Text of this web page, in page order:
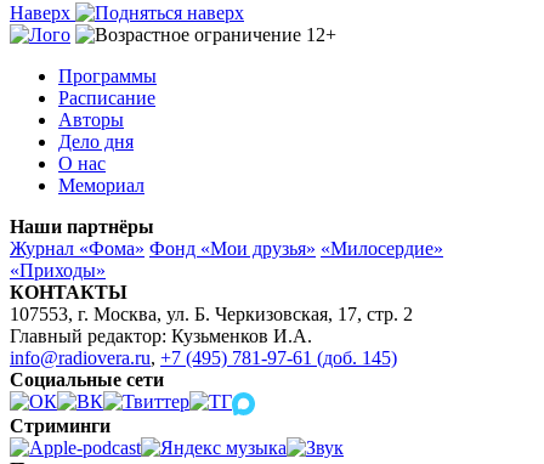
Наверх
Программы
Расписание
Авторы
Дело дня
О нас
Мемориал
Наши партнёры
Журнал «Фома» Фонд «Мои друзья» «Милосердие»
«Приходы»
КОНТАКТЫ
107553, г. Москва, ул. Б. Черкизовская, 17, стр. 2
Главный редактор: Кузьменков И.А.
info@radiovera.ru, +7 (495) 781-97-61 (доб. 145)
Социальные сети
Стриминги